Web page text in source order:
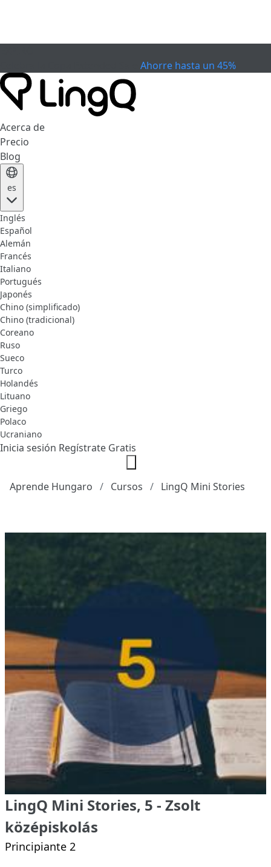
Ahorre hasta un 45%
Acerca de
Precio
Blog
es
Inglés
Español
Alemán
Francés
Italiano
Portugués
Japonés
Chino (simplificado)
Chino (tradicional)
Coreano
Ruso
Sueco
Turco
Holandés
Lituano
Griego
Polaco
Ucraniano
Inicia sesión Regístrate Gratis
Aprende Hungaro Cursos LingQ Mini Stories
LingQ Mini Stories, 5 - Zsolt
középiskolás
Principiante 2